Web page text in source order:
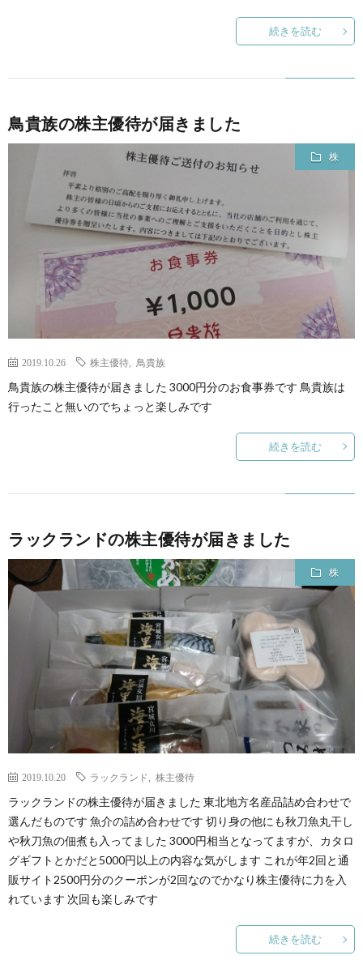
続きを読む
鳥貴族の株主優待が届きました
株
2019.10.26 株主優待 鳥貴族
鳥貴族の株主優待が届きました 3000円分のお食事券です 鳥貴族は
行ったこと無いのでちょっと楽しみです
続きを読む
ラックランドの株主優待が届きました
株
2019.10.20 ラックランド 株主優待
ラックランドの株主優待が届きました 東北地方名産品詰め合わせで
選んだものです 魚介の詰め合わせです 切り身の他にも秋刀魚丸干し
や秋刀魚の佃煮も入ってました 3000円相当となってますが、カタロ
グギフトとかだと5000円以上の内容な気がします これが年2回と通
販サイト2500円分のクーポンが2回なのでかなり株主優待に力を入
れています 次回も楽しみです
続きを読む